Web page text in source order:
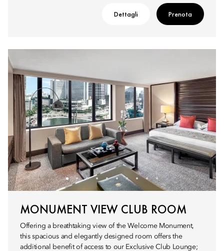
Dettagli Prenota
MONUMENT VIEW CLUB ROOM
Offering a breathtaking view of the Welcome Monument,
this spacious and elegantly designed room offers the
additional benefit of access to our Exclusive Club Lounge;